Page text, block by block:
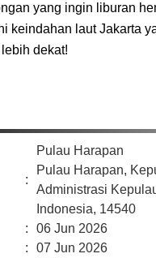
yang ingin liburan
keindahan laut Jakarta
dekat!
:
Pulau Harapan
Pulau Harapan,
Administrasi
Indonesia, 14540
:
06 Jun 2026
:
07 Jun 2026